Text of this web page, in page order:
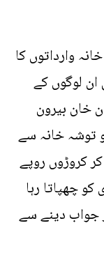
وارداتوں کا
ان لوگوں کے
خان بیرون
توشہ خانہ سے
کروڑوں روپے
چھپاتا رہا
جواب دینے سے